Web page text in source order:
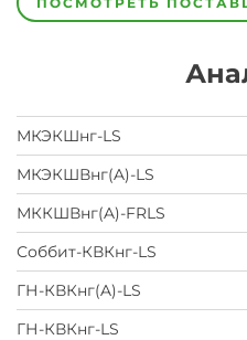
МКЭКШнг-LS
МКЭКШВнг(A)-LS
МККШВнг(A)-FRLS
Соббит-КВКнг-LS
ГН-КВКнг(A)-LS
ГН-КВКнг-LS